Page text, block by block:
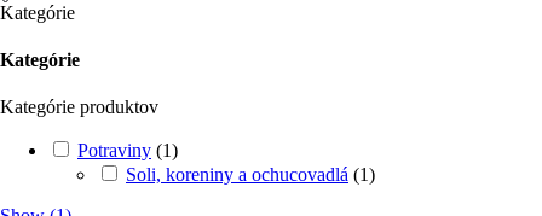
Kategórie
Kategórie
Kategórie produktov
Potraviny (1)
Soli, koreniny a ochucovadlá (1)